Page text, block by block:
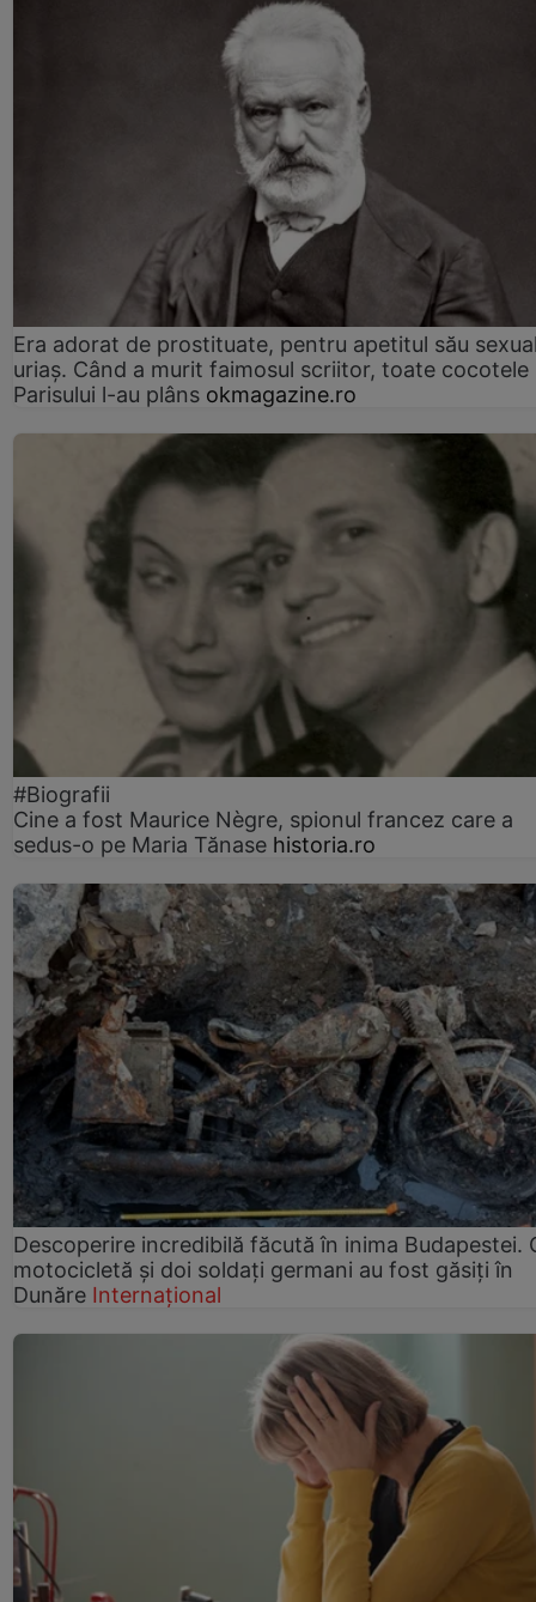
Era adorat de prostituate, pentru apetitul său
uriaș. Când a murit faimosul scriitor, toate cocotele
Parisului l-au plâns okmagazine.ro
#Biografii
Cine a fost Maurice Nègre, spionul francez care a
sedus-o pe Maria Tănase historia.ro
Descoperire incredibilă făcută în inima Budapestei.
motocicletă și doi soldați germani au fost găsiți în
Dunăre Internațional